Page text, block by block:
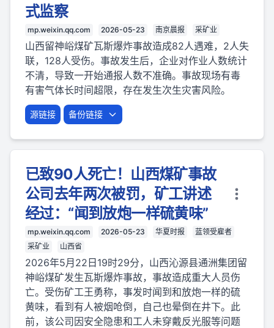
式监察
mp.weixin.qq.com 2026-05-23 南京晨报 采矿业
山西留神峪煤矿瓦斯爆炸事故造成82人遇难，2人失
联，128人受伤。事故发生后，企业对作业人数统计
不清，导致一开始通报人数不准确。事故现场有毒
有害气体长时间超限，存在发生次生灾害风险。
源链接 备份链接
已致90人死亡！山西煤矿事故
公司去年两次被罚，矿工讲述
经过：“闻到放炮一样硫黄味”
mp.weixin.qq.com 2026-05-23 华夏时报
蓝领受雇者
采矿业
山西省
2026年5月22日19时29分，山西沁源县通洲集团留
神峪煤矿发生瓦斯爆炸事故，事故造成重大人员伤
亡。受伤矿工王勇称，事发时闻到和放炮一样的硫
黄味，看到有人被烟呛倒，自己也晕倒在井下。此
前，该公司因安全隐患和工人未穿戴反光服等问题